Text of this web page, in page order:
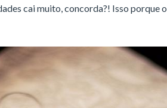
cai muito, concorda?! Isso porque o